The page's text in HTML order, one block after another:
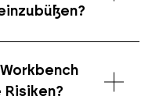
Risiken?